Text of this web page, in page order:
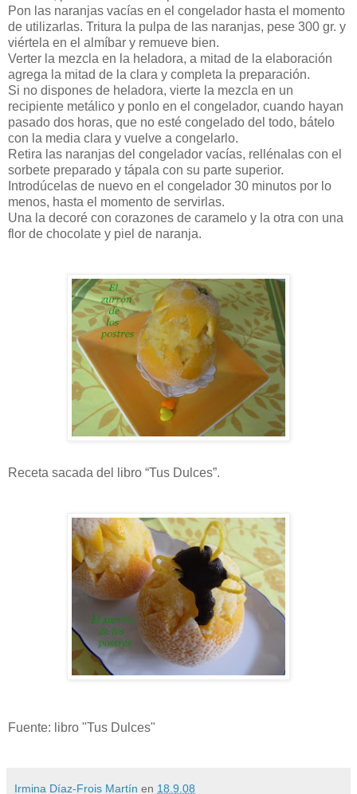
Pon las naranjas vacías en el congelador hasta el momento
de utilizarlas. Tritura la pulpa de las naranjas, pese 300 gr. y
viértela en el almíbar y remueve bien.
Verter la mezcla en la heladora, a mitad de la elaboración
agrega la mitad de la clara y completa la preparación.
Si no dispones de heladora, vierte la mezcla en un
recipiente metálico y ponlo en el congelador, cuando hayan
pasado dos horas, que no esté congelado del todo, bátelo
con la media clara y vuelve a congelarlo.
Retira las naranjas del congelador vacías, rellénalas con el
sorbete preparado y tápala con su parte superior.
Introdúcelas de nuevo en el congelador 30 minutos por lo
menos, hasta el momento de servirlas.
Una la decoré con corazones de caramelo y la otra con una
flor de chocolate y piel de naranja.
Receta sacada del libro “Tus Dulces”.
Fuente: libro "Tus Dulces"
Irmina Díaz-Frois Martín en 18.9.08